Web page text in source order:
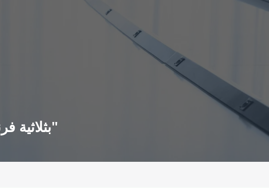
بثلاثية فرنسية.. مانشستر يونايتد يقسو على فولهام بـ"البريميرليغ"